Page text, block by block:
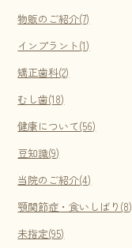
物販のご紹介(7)
インプラント(1)
矯正歯科(2)
むし歯(18)
健康について(56)
豆知識(9)
当院のご紹介(4)
顎関節症・食いしばり(8)
未指定(95)